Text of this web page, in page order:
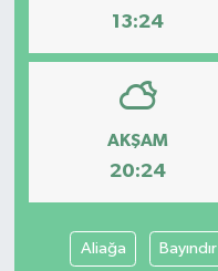
13:24
AKŞAM
20:24
Aliağa Bayındır
RÖPORTAJ
SAĞLIK
SPOR
TARIM